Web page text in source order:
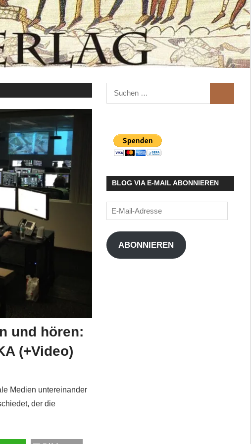
und hören:
(+Video)
Medien untereinander
der die
Suchen
nach:
BLOG VIA E-MAIL ABONNIEREN
E-
Mail-
Adresse
ABONNIEREN